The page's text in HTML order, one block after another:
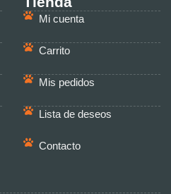
Mi cuenta
Carrito
Mis pedidos
Lista de deseos
Contacto